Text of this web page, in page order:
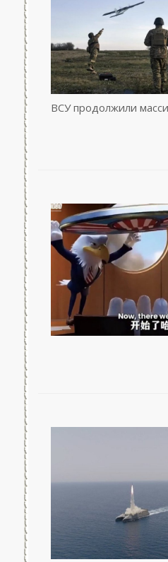
ВСУ продолжили